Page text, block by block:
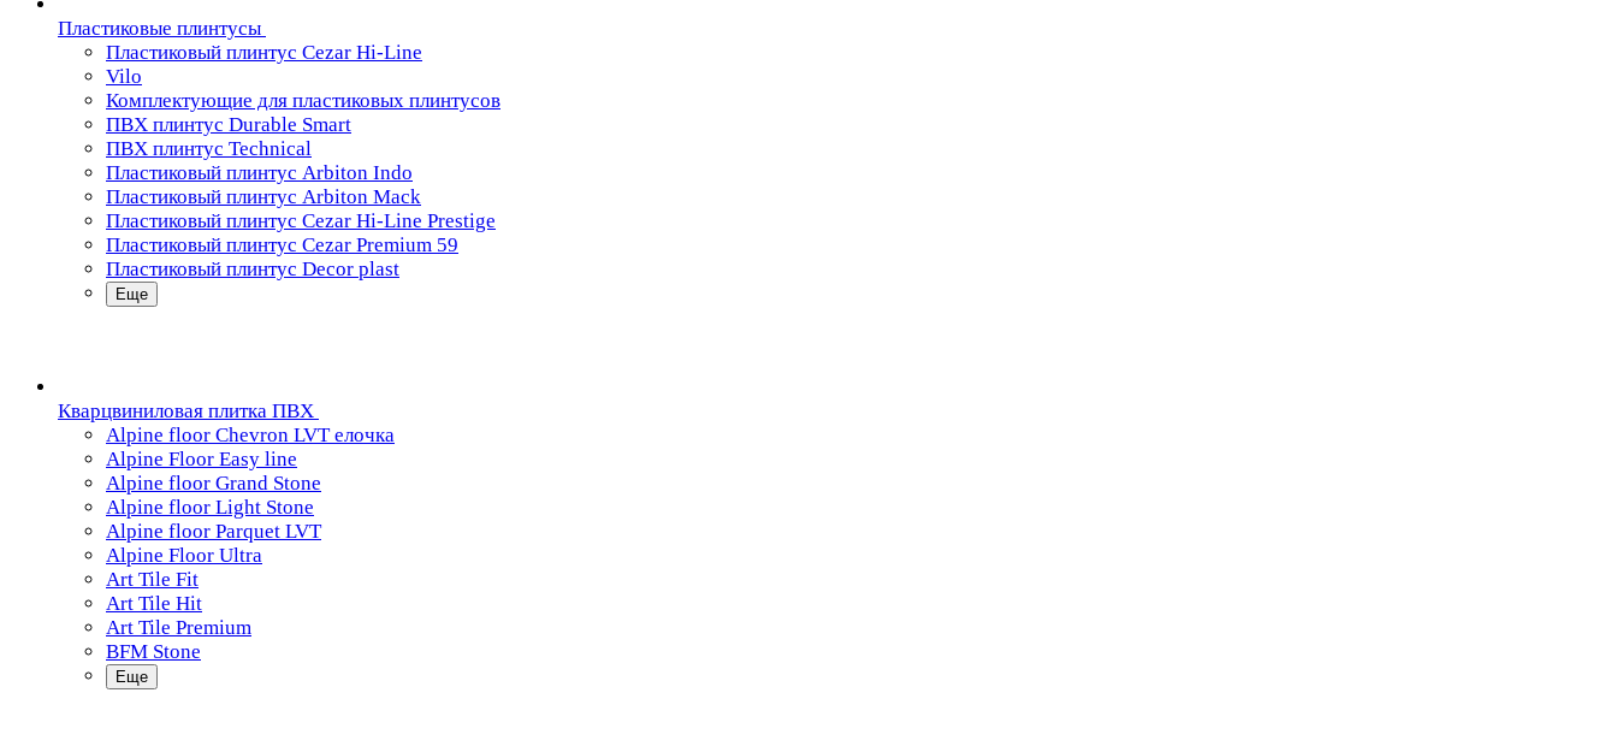
Пластиковые плинтусы
Пластиковый плинтус Cezar Hi-Line
Vilo
Комплектующие для пластиковых плинтусов
ПВХ плинтус Durable Smart
ПВХ плинтус Technical
Пластиковый плинтус Arbiton Indo
Пластиковый плинтус Arbiton Mack
Пластиковый плинтус Cezar Hi-Line Prestige
Пластиковый плинтус Cezar Premium 59
Пластиковый плинтус Decor plast
Еще
Кварцвиниловая плитка ПВХ
Alpine floor Chevron LVT елочка
Alpine Floor Easy line
Alpine floor Grand Stone
Alpine floor Light Stone
Alpine floor Parquet LVT
Alpine Floor Ultra
Art Tile Fit
Art Tile Hit
Art Tile Premium
BFM Stone
Еще